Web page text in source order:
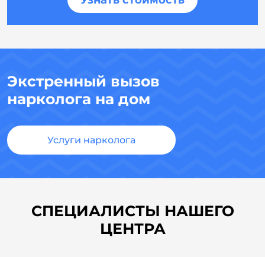
Экстренный вызов
нарколога на дом
Услуги нарколога
СПЕЦИАЛИСТЫ НАШЕГО
ЦЕНТРА